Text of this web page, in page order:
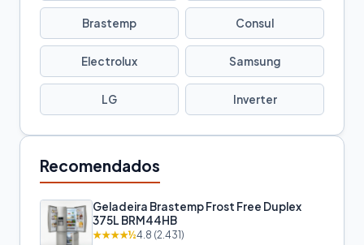
Brastemp Consul
Electrolux Samsung
LG Inverter
Recomendados
Geladeira Brastemp Frost Free Duplex
375L BRM44HB
★★★★½4.8 (2.431)